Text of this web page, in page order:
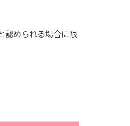
認められる場合に限